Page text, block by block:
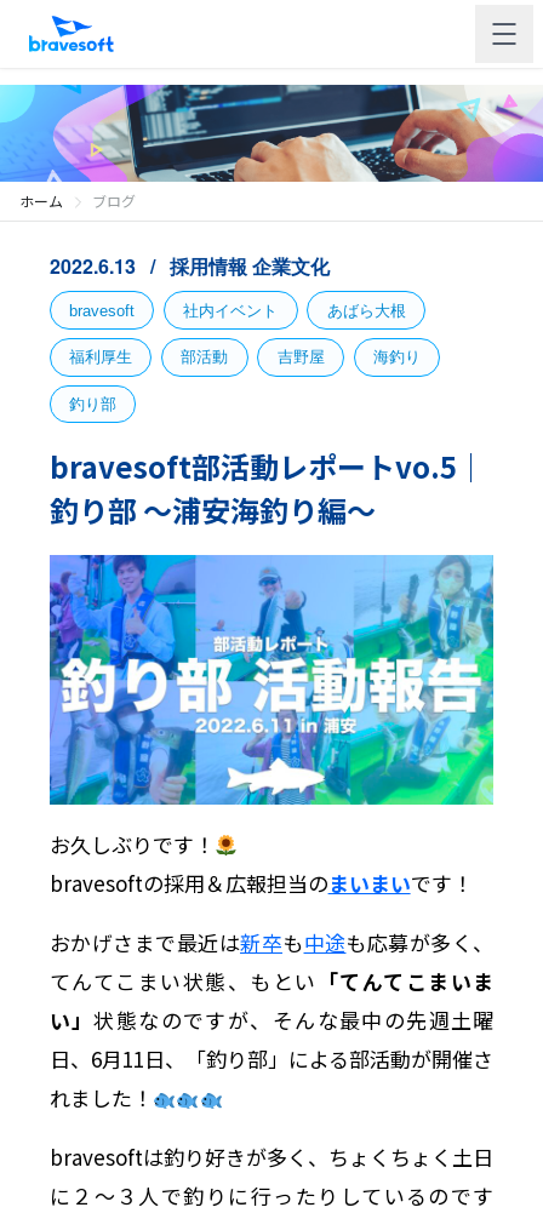
ホーム ブログ
2022.6.13 採用情報 企業文化
bravesoft 社内イベント あばら大根
福利厚生 部活動 吉野屋 海釣り
釣り部
bravesoft部活動レポートvo.5｜
釣り部 〜浦安海釣り編〜
お久しぶりです！
bravesoftの採用＆広報担当のまいまいです！
おかげさまで最近は新卒も中途も応募が多く、
てんてこまい状態、もとい 「てんてこまいま
い」状態なのですが、そんな最中の先週土曜
日、6月11日、「釣り部」による部活動が開催さ
れました！
bravesoftは釣り好きが多く、ちょくちょく土日
に２〜３人で釣りに行ったりしているのです